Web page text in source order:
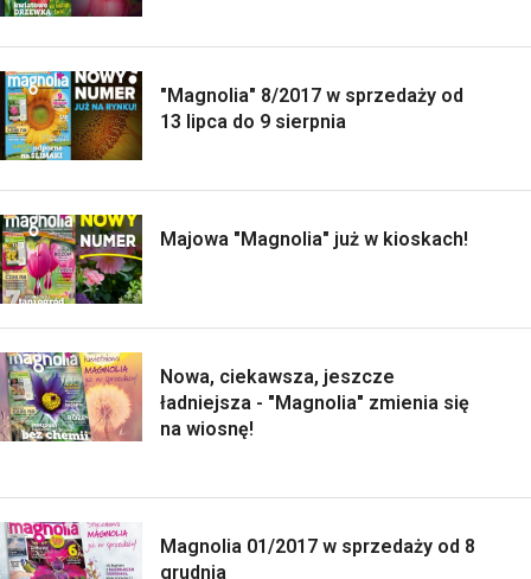
"Magnolia" 8/2017 w sprzedaży od
13 lipca do 9 sierpnia
Majowa "Magnolia" już w kioskach!
Nowa, ciekawsza, jeszcze
ładniejsza - "Magnolia" zmienia się
na wiosnę!
Magnolia 01/2017 w sprzedaży od 8
grudnia